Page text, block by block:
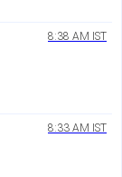
8:38 AM IST
8:33 AM IST